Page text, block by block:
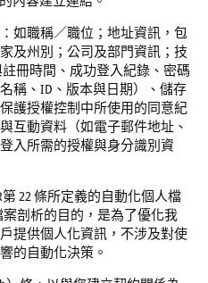
如職稱／職位；地址資訊，包
及州別；公司及部門資訊；技
冊時間、成功登入紀錄、密碼
稱、ID、版本與日期）、儲存
護授權控制中所使用的同意紀
互動資料（如電子郵件地址、
入所需的授權與身分識別資
22 條所定義的自動化個人檔
剖析的目的，是為了優化我
提供個人化資訊，不涉及對使
的自動化決策。